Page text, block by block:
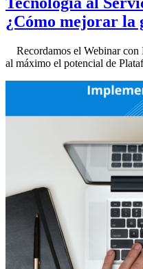
¿Cómo mejorar la
Recordamos el Webinar con
al máximo el potencial de